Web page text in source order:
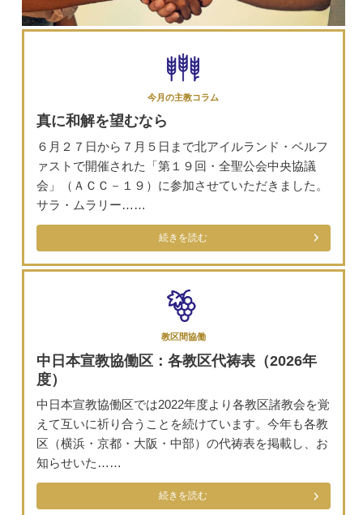
今月の主教コラム
真に和解を望むなら
６月２７日から７月５日まで北アイルランド・ベルフ
ァストで開催された「第１９回・全聖公会中央協議
会」（ＡＣＣ－１９）に参加させていただきました。
サラ・ムラリー……
続きを読む
教区間協働
中日本宣教協働区：各教区代祷表（2026年
度）
中日本宣教協働区では2022年度より各教区諸教会を覚
えて互いに祈り合うことを続けています。今年も各教
区（横浜・京都・大阪・中部）の代祷表を掲載し、お
知らせいた……
続きを読む